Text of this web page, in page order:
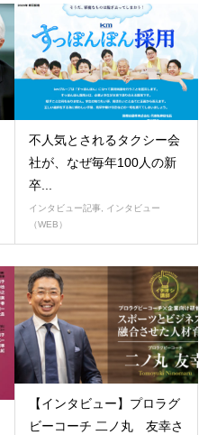
不人気とされるタクシー会
社が、なぜ毎年100人の新
卒...
インタビュー記事
インタビュー
（WEB）
【インタビュー】プロラグ
ビーコーチ 二ノ丸 友幸さ